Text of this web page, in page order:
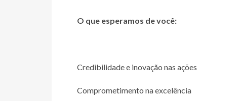
O que esperamos de você:
Credibilidade e inovação nas ações
Comprometimento na excelência